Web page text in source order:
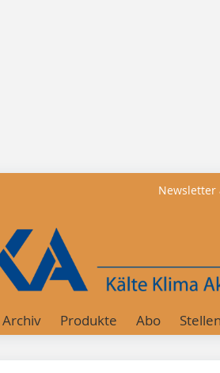
Newsletter
Archiv Produkte Abo